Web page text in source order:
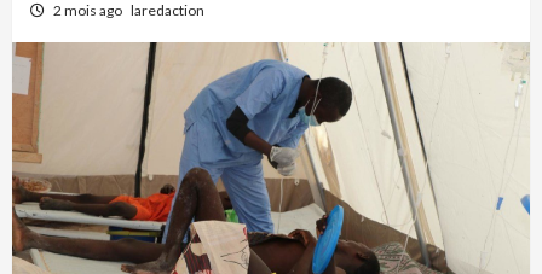
2 mois ago laredaction